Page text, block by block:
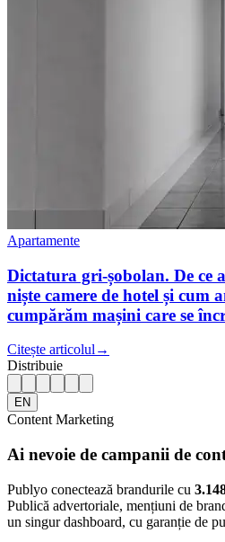
Apartamente
Dictatura gri-șobolan. De ce
niște camere de hotel și cum
cumpărăm mașini care se
Citește articolul →
Distribuie
EN
Content Marketing
Ai nevoie de campanii de
Publyo conectează brandurile cu
Publică advertoriale, mențiuni de
un singur dashboard, cu garanție de